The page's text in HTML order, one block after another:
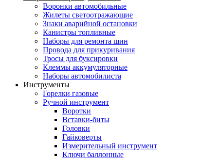
Воронки автомобильные
Жилеты светоотражающие
Знаки аварийной остановки
Канистры топливные
Наборы для ремонта шин
Провода для прикуривания
Тросы для буксировки
Клеммы аккумуляторные
Наборы автомобилиста
Инструменты
Горелки газовые
Ручной инструмент
Воротки
Вставки-биты
Головки
Гайковерты
Измерительный инструмент
Ключи баллонные